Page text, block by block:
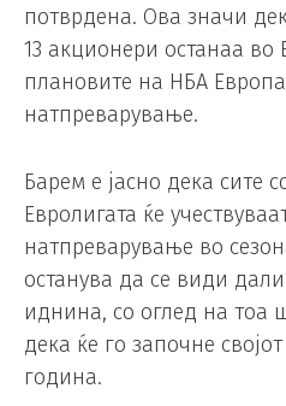
потврдена. Ова значи
13 акционери останаа во
плановите на НБА
натпреварување.
Барем е јасно дека сите
Евролигата ќе
натпреварување во
останува да се види
иднина, со оглед на тоа
дека ќе го започне
година.